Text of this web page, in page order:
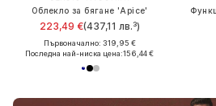
Облекло за бягане 'Apice'
223,49 €(437,11 лв.³)
Първоначално: 319,95 €
Последна най-ниска цена:156,44 €